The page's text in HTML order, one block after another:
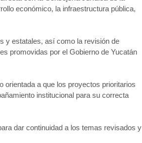
económico, la infraestructura pública,
y estatales, así como la revisión de
promovidas por el Gobierno de Yucatán
orientada a que los proyectos prioritarios
institucional para su correcta
dar continuidad a los temas revisados y